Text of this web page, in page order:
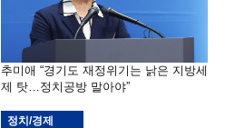
추미애 “경기도 재정위기는 낡은 지방세
제 탓…정치공방 말아야”
정치/경제